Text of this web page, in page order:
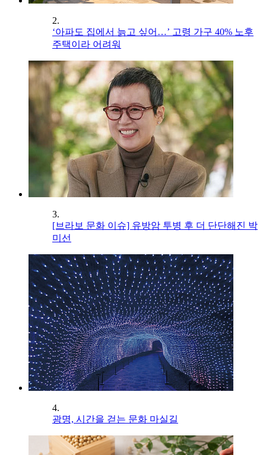
2.
‘아파도 집에서 늙고 싶어…’ 고령 가구 40% 노후
주택이라 어려워
3.
[브라보 문화 이슈] 유방암 투병 후 더 단단해진 박
미선
4.
광명, 시간을 걷는 문화 마실길